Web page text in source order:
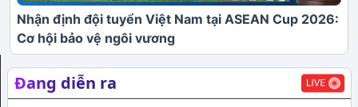
Nhận định đội tuyển Việt Nam tại ASEAN Cup 2026:
Cơ hội bảo vệ ngôi vương
Đang diễn ra